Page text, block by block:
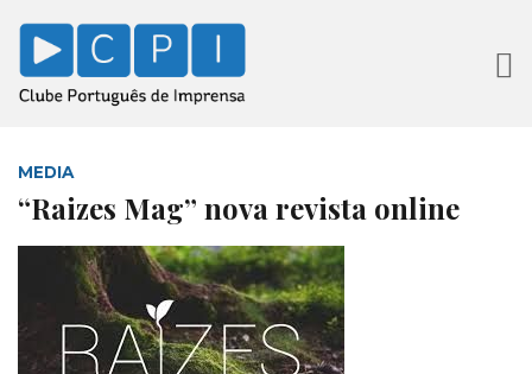
MEDIA
“Raizes Mag” nova revista online